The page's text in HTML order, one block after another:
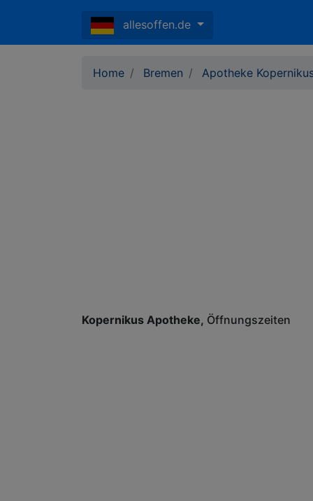
allesoffen.de
Home Bremen Apotheke
Kopernikus Apotheke Öffnungszeiten